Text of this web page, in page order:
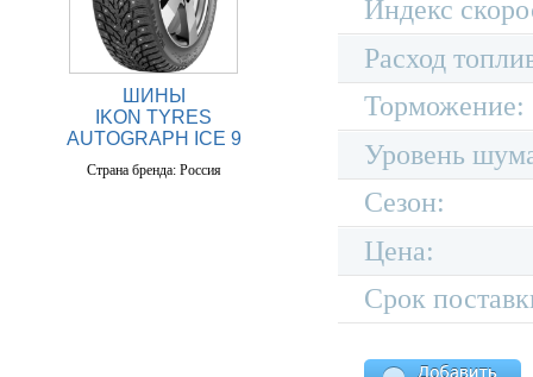
ШИНЫ
IKON TYRES
AUTOGRAPH ICE 9
Страна бренда: Россия
Индекс
Расход
Торможение:
Уровень
Сезон:
Цена:
Срок